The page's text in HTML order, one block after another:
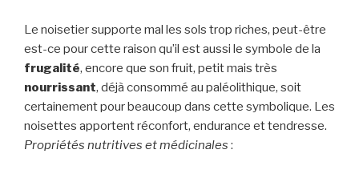
Le noisetier supporte mal les sols trop riches, peut-être
est-ce pour cette raison qu’il est aussi le symbole de la
frugalité, encore que son fruit, petit mais très
nourrissant, déjà consommé au paléolithique, soit
certainement pour beaucoup dans cette symbolique. Les
noisettes apportent réconfort, endurance et tendresse.
Propriétés nutritives et médicinales :